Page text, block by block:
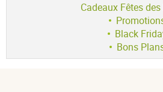
4.7 /
(3Avis)
Cadeaux Fêtes
Black
Bons